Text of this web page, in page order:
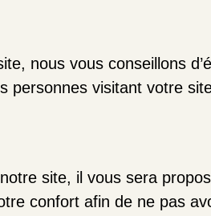
nous vous conseillons
personnes visitant votre
site, il vous sera
confort afin de ne pas